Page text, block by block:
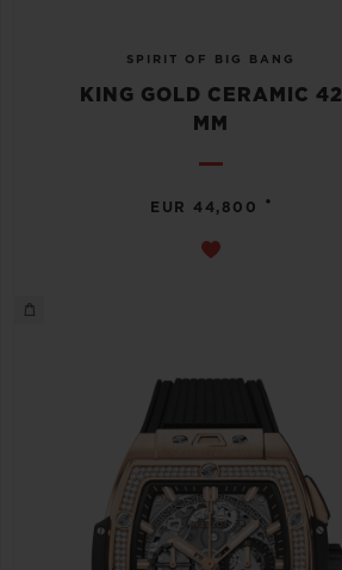
SPIRIT OF BIG BANG
KING GOLD CERAMIC 42
MM
EUR 44,800 •